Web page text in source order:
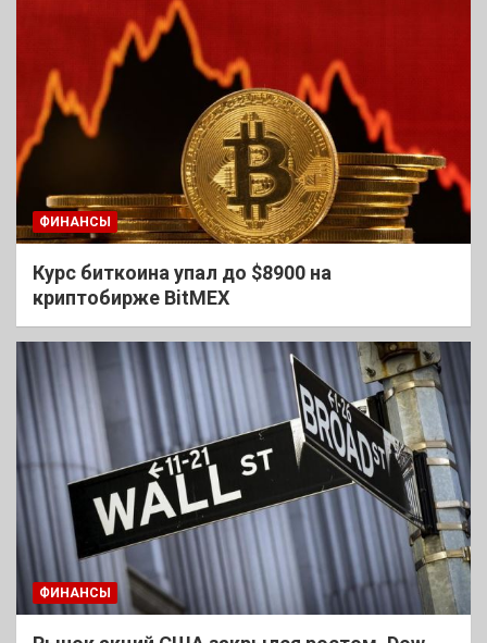
ФИНАНСЫ
Курс биткоина упал до $8900 на
криптобирже BitMEX
ФИНАНСЫ